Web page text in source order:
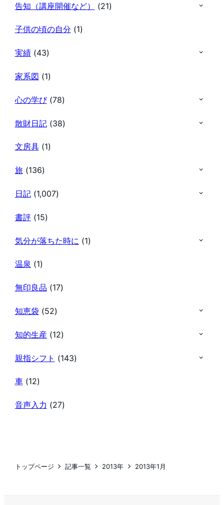
告知（講座開催など） (21)
子供の頃の自分 (1)
実績(43)
家系図 (1)
心の学び(78)
散財日記(38)
文房具(1)
旅 (136)
日記(1,007)
書評(15)
気分が落ちた時に (1)
温泉 (1)
無印良品 (17)
知恵袋 (52)
知的生産(12)
親指シフト (143)
車(12)
音声入力 (27)
トップページ 記事一覧 2013年 2013年1月